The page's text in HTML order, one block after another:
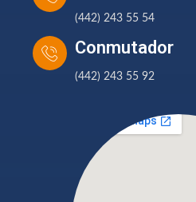
(442) 243 55 54
Conmutador
(442) 243 55 92